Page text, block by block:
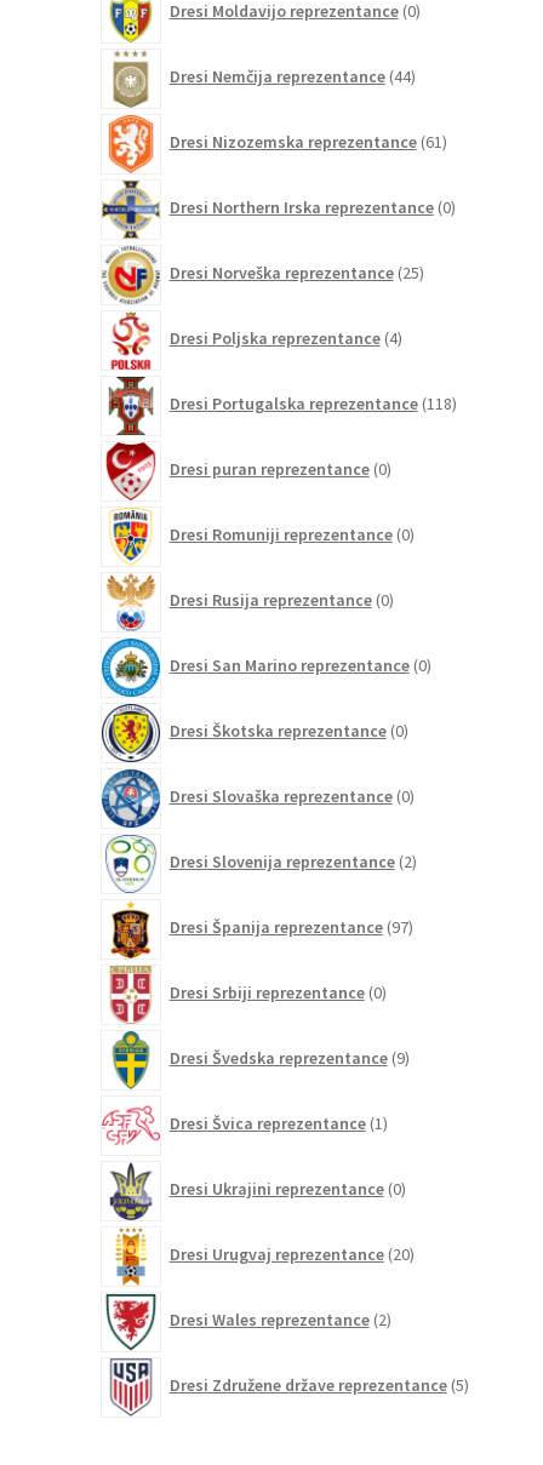
Dresi Moldavijo reprezentance 0izdelkov
Dresi Nemčija reprezentance 44izdelkov
Dresi Nizozemska reprezentance 61izdelkov
Dresi Northern Irska reprezentance 0izdelkov
Dresi Norveška reprezentance 25izdelkov
Dresi Poljska reprezentance 4izdelki
Dresi Portugalska reprezentance 118izdelkov
Dresi puran reprezentance 0izdelkov
Dresi Romuniji reprezentance 0izdelkov
Dresi Rusija reprezentance 0izdelkov
Dresi San Marino reprezentance 0izdelkov
Dresi Škotska reprezentance 0izdelkov
Dresi Slovaška reprezentance 0izdelkov
Dresi Slovenija reprezentance 2izdelka
Dresi Španija reprezentance 97izdelkov
Dresi Srbiji reprezentance 0izdelkov
Dresi Švedska reprezentance 9izdelkov
Dresi Švica reprezentance 1izdelek
Dresi Ukrajini reprezentance 0izdelkov
Dresi Urugvaj reprezentance 20izdelkov
Dresi Wales reprezentance 2izdelka
Dresi Združene države reprezentance 5izdelkov